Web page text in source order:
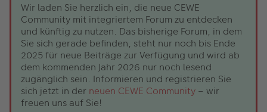
Wir laden Sie herzlich ein, die neue CEWE
Community mit integriertem Forum zu entdecken
und künftig zu nutzen. Das bisherige Forum, in dem
Sie sich gerade befinden, steht nur noch bis Ende
2025 für neue Beiträge zur Verfügung und wird ab
dem kommenden Jahr 2026 nur noch lesend
zugänglich sein. Informieren und registrieren Sie
sich jetzt in der neuen CEWE Community – wir
freuen uns auf Sie!